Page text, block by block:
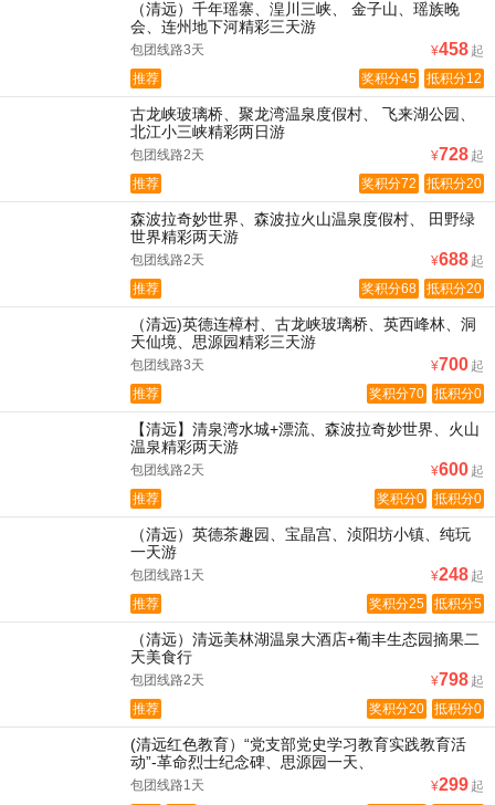
（清远）千年瑶寨、湟川三峡、 金子山、瑶族晚
会、连州地下河精彩三天游
包团线路3天 ¥458 起
抵积分12
奖积分45
推荐
古龙峡玻璃桥、聚龙湾温泉度假村、 飞来湖公园、
北江小三峡精彩两日游
包团线路2天 ¥728 起
抵积分20
奖积分72
推荐
森波拉奇妙世界、森波拉火山温泉度假村、 田野绿
世界精彩两天游
包团线路2天 ¥688 起
抵积分20
奖积分68
推荐
（清远)英德连樟村、古龙峡玻璃桥、英西峰林、洞
天仙境、思源园精彩三天游
包团线路3天 ¥700 起
抵积分0
奖积分70
推荐
【清远】清泉湾水城+漂流、森波拉奇妙世界、火山
温泉精彩两天游
包团线路2天 ¥600 起
抵积分0
奖积分0
推荐
（清远）英德茶趣园、宝晶宫、浈阳坊小镇、纯玩
一天游
包团线路1天 ¥248 起
抵积分5
奖积分25
推荐
（清远）清远美林湖温泉大酒店+葡丰生态园摘果二
天美食行
包团线路2天 ¥798 起
抵积分0
奖积分20
推荐
(清远红色教育）“党支部党史学习教育实践教育活
动”-革命烈士纪念碑、思源园一天、
包团线路1天 ¥299 起